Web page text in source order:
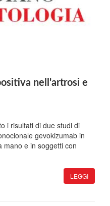
nell'artrosi e
i risultati di due studi di
gevokizumab in
mano e in soggetti con
LEGGI